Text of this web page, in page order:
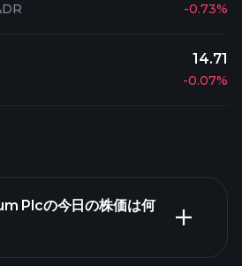
-0.73%
14.71
-0.07%
Plcの今日の株価は何